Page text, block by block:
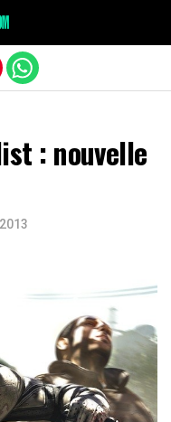
: nouvelle